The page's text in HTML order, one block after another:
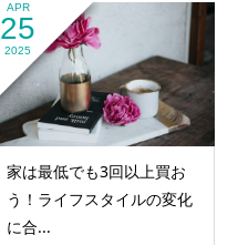
APR
25
2025
家は最低でも3回以上買お
う！ライフスタイルの変化
に合...